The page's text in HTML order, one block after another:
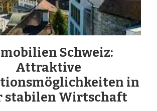
Schweiz:
Attraktive
in
stabilen Wirtschaft